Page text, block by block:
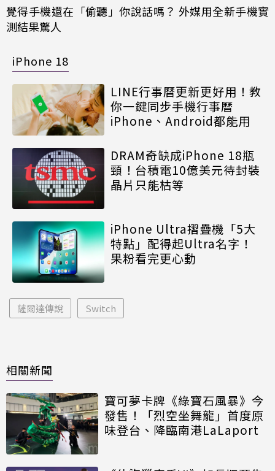
覺得手機還在「偷聽」你說話嗎？ 外媒用全新手機實
測結果驚人
iPhone 18
LINE行事曆更新更好用！教
你一鍵同步手機行事曆
iPhone、Android都能用
DRAM奇缺成iPhone 18瓶
頸！台積電10億美元待封裝
晶片只能枯等
iPhone Ultra摺疊機「5大
特點」配得起Ultra名字！
果粉看完更心動
薩爾達傳說 Switch
相關新聞
寶可夢卡牌《綠寶石風暴》今
發售！「烈空坐舞龍」首度原
味登台、降臨南港LaLaport